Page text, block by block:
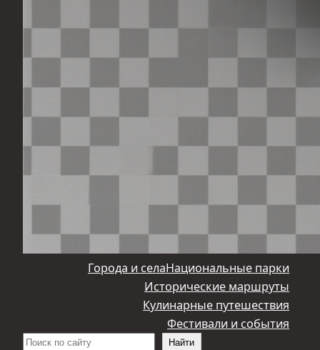
Города и селаНациональные парки
Исторические маршруты
Кулинарные путешествия
Фестивали и события
Поиск
Найти